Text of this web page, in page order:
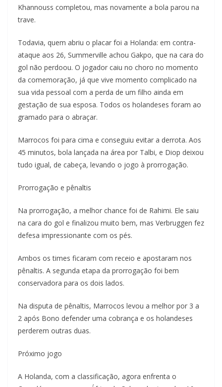
Khannouss completou, mas novamente a bola parou na
trave.
Todavia, quem abriu o placar foi a Holanda: em contra-
ataque aos 26, Summerville achou Gakpo, que na cara do
gol não perdoou. O jogador caiu no choro no momento
da comemoração, já que vive momento complicado na
sua vida pessoal com a perda de um filho ainda em
gestação de sua esposa. Todos os holandeses foram ao
gramado para o abraçar.
Marrocos foi para cima e conseguiu evitar a derrota. Aos
45 minutos, bola lançada na área por Talbi, e Diop deixou
tudo igual, de cabeça, levando o jogo à prorrogação.
Prorrogação e pênaltis
Na prorrogação, a melhor chance foi de Rahimi. Ele saiu
na cara do gol e finalizou muito bem, mas Verbruggen fez
defesa impressionante com os pés.
Ambos os times ficaram com receio e apostaram nos
pênaltis. A segunda etapa da prorrogação foi bem
conservadora para os dois lados.
Na disputa de pênaltis, Marrocos levou a melhor por 3 a
2 após Bono defender uma cobrança e os holandeses
perderem outras duas.
Próximo jogo
A Holanda, com a classificação, agora enfrenta o